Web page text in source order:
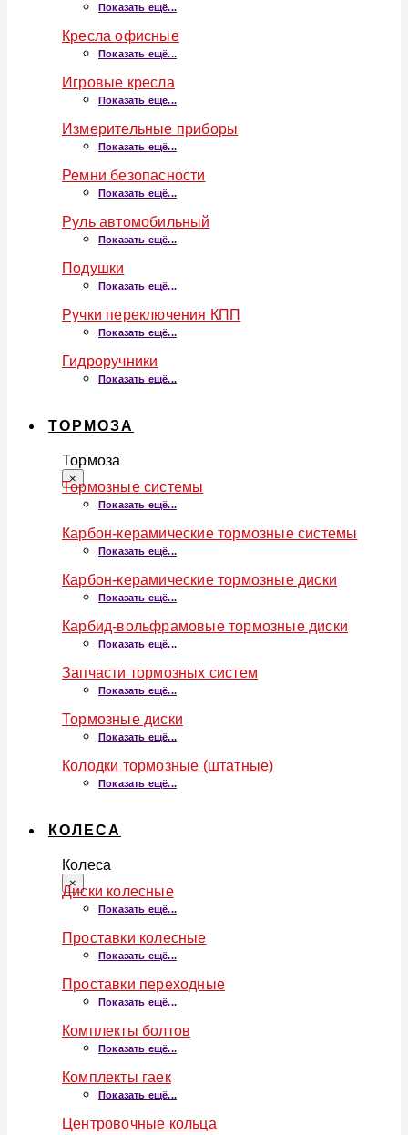
Показать ещё...
Кресла офисные
Показать ещё...
Игровые кресла
Показать ещё...
Измерительные приборы
Показать ещё...
Ремни безопасности
Показать ещё...
Руль автомобильный
Показать ещё...
Подушки
Показать ещё...
Ручки переключения КПП
Показать ещё...
Гидроручники
Показать ещё...
ТОРМОЗА
Тормоза
×
Тормозные системы
Показать ещё...
Карбон-керамические тормозные системы
Показать ещё...
Карбон-керамические тормозные диски
Показать ещё...
Карбид-вольфрамовые тормозные диски
Показать ещё...
Запчасти тормозных систем
Показать ещё...
Тормозные диски
Показать ещё...
Колодки тормозные (штатные)
Показать ещё...
КОЛЕСА
Колеса
×
Диски колесные
Показать ещё...
Проставки колесные
Показать ещё...
Проставки переходные
Показать ещё...
Комплекты болтов
Показать ещё...
Комплекты гаек
Показать ещё...
Центровочные кольца